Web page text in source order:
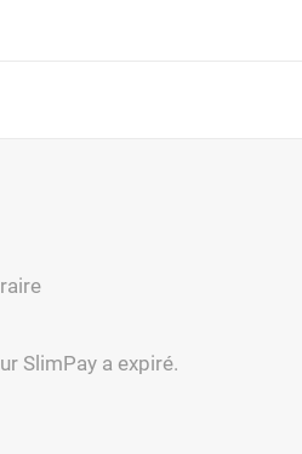
SlimPay a expiré.